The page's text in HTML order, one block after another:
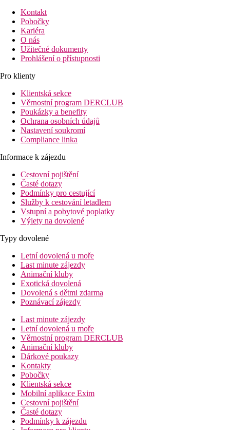
Kontakt
Pobočky
Kariéra
O nás
Užitečné dokumenty
Prohlášení o přístupnosti
Pro klienty
Klientská sekce
Věrnostní program DERCLUB
Poukázky a benefity
Ochrana osobních údajů
Nastavení soukromí
Compliance linka
Informace k zájezdu
Cestovní pojištění
Časté dotazy
Podmínky pro cestující
Služby k cestování letadlem
Vstupní a pobytové poplatky
Výlety na dovolené
Typy dovolené
Letní dovolená u moře
Last minute zájezdy
Animační kluby
Exotická dovolená
Dovolená s dětmi zdarma
Poznávací zájezdy
Last minute zájezdy
Letní dovolená u moře
Věrnostní program DERCLUB
Animační kluby
Dárkové poukazy
Kontakty
Pobočky
Klientská sekce
Mobilní aplikace Exim
Cestovní pojištění
Časté dotazy
Podmínky k zájezdu